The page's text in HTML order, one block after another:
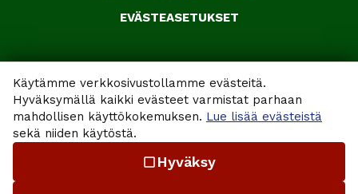
Käytämme verkkosivustollamme evästeitä.
Hyväksymällä kaikki evästeet varmistat parhaan
mahdollisen käyttökokemuksen. Lue lisää evästeistä
sekä niiden käytöstä.
check_box_outline_blank Hyväksy
EVÄSTEASETUKSET